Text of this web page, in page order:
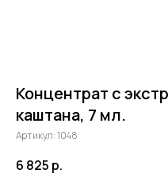
Концентрат с
каштана, 7 мл.
Артикул:1048
6 825 р.
Принимаем